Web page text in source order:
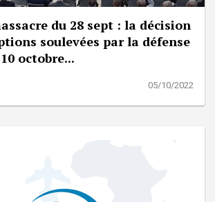
du 28 sept : la décision
soulevées par la défense
octobre...
05/10/2022